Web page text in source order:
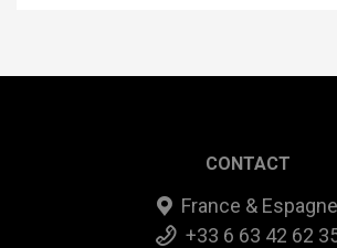
CONTACT
France & Espagne
+33 6 63 42 62